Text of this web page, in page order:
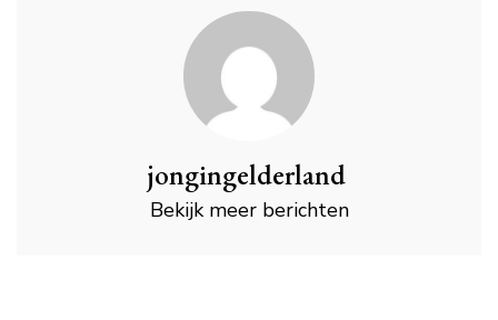
jongingelderland
Bekijk meer berichten